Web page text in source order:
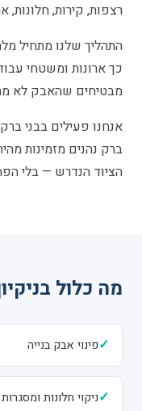
רצפות, קירות, חלונות,
התהליך שלנו מתחיל
כך ארונות ומשטחי
מבטיחים שהאבק לא
אנחנו פעילים בבני
ברק נהנים מזמינות
הציוד הנדרש — בלי
מה כלול
✓פינוי אבק בנייה
✓ניקוי חלונות ומסגרות